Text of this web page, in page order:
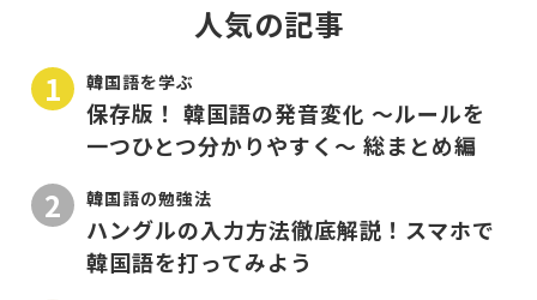
人気の記事
韓国語を学ぶ
保存版！ 韓国語の発音変化 〜ルールを
一つひとつ分かりやすく〜 総まとめ編
韓国語の勉強法
ハングルの入力方法徹底解説！スマホで
韓国語を打ってみよう